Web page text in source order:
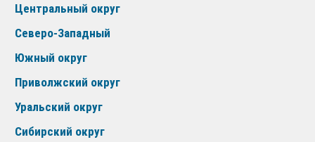
Центральный округ
Северо-Западный
Южный округ
Приволжский округ
Уральский округ
Сибирский округ